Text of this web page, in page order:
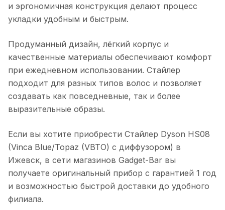
и эргономичная конструкция делают процесс
укладки удобным и быстрым.
Продуманный дизайн, лёгкий корпус и
качественные материалы обеспечивают комфорт
при ежедневном использовании. Стайлер
подходит для разных типов волос и позволяет
создавать как повседневные, так и более
выразительные образы.
Если вы хотите приобрести Стайлер Dyson HS08
(Vinca Blue/Topaz (VBTO) c диффузором) в
Ижевск, в сети магазинов Gadget-Bar вы
получаете оригинальный прибор с гарантией 1 год
и возможностью быстрой доставки до удобного
филиала.